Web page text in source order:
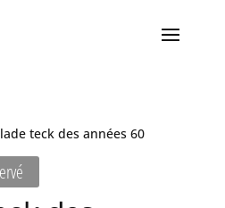
teck des années 60